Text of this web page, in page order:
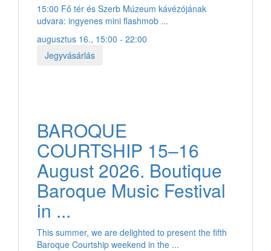
15:00 Fő tér és Szerb Múzeum kávézójának
udvara: ingyenes mini flashmob ...
augusztus 16., 15:00 - 22:00
Jegyvásárlás
BAROQUE
COURTSHIP 15–16
August 2026. Boutique
Baroque Music Festival
in ...
This summer, we are delighted to present the fifth
Baroque Courtship weekend in the ...